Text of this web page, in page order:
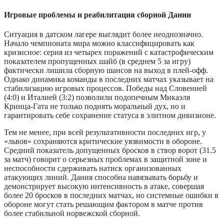
Игровые проблемы и реабилитация сборной Дании
Ситуация в датском лагере выглядит более неоднозначно.
Начало чемпионата мира можно классифицировать как
кризисное: серия из четырех поражений с катастрофическим
показателем пропущенных шайб (в среднем 5 за игру)
фактически лишила сборную шансов на выход в плей-офф.
Однако динамика команды в последних матчах указывает на
стабилизацию игровых процессов. Победы над Словенией
(4:0) и Италией (3:2) позволили подопечным Микаэля
Кринца-Гата не только поднять моральный дух, но и
гарантировать себе сохранение статуса в элитном дивизионе.
Тем не менее, при всей результативности последних игр, у
«львов» сохраняются критические уязвимости в обороне.
Средний показатель допущенных бросков в створ ворот (31.5
за матч) говорит о серьезных проблемах в защитной зоне и
неспособности сдерживать натиск организованных
атакующих линий. Дания способна навязывать борьбу и
демонстрирует высокую интенсивность в атаке, совершая
более 20 бросков в последних матчах, но системные ошибки в
обороне могут стать решающим фактором в матче против
более стабильной норвежской сборной.